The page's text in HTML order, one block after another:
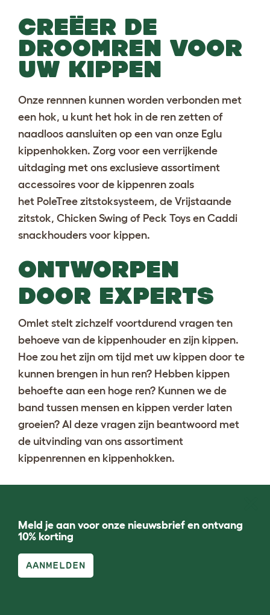
CREËER DE
DROOMREN VOOR
UW KIPPEN
Onze rennnen kunnen worden verbonden met
een hok, u kunt het hok in de ren zetten of
naadloos aansluiten op een van onze Eglu
kippenhokken. Zorg voor een verrijkende
uitdaging met ons exclusieve assortiment
accessoires voor de kippenren zoals
het PoleTree zitstoksysteem, de Vrijstaande
zitstok, Chicken Swing of Peck Toys en Caddi
snackhouders voor kippen.
ONTWORPEN
DOOR EXPERTS
Omlet stelt zichzelf voortdurend vragen ten
behoeve van de kippenhouder en zijn kippen.
Hoe zou het zijn om tijd met uw kippen door te
kunnen brengen in hun ren? Hebben kippen
behoefte aan een hoge ren? Kunnen we de
band tussen mensen en kippen verder laten
groeien? Al deze vragen zijn beantwoord met
de uitvinding van ons assortiment
kippenrennen en kippenhokken.
Meld je aan voor onze nieuwsbrief en ontvang
10% korting
AANMELDEN